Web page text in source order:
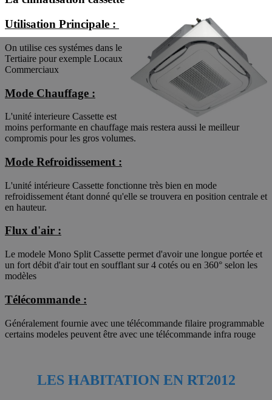
Utilisation Principale :
On utilise ces systémes dans le
Tertiaire pour exemple Locaux
Commerciaux
Mode Chauffage :
L'unité interieure Cassette est
moins performante en chauffage mais restera aussi le meilleur
compromis pour les gros volumes.
Mode Refroidissement :
L'unité intérieure Cassette fonctionne très bien en mode
refroidissement étant donné qu'elle se trouvera en position centrale et
en hauteur.
Flux d'air :
Le modele Mono Split Cassette permet d'avoir une longue portée et
un fort débit d'air tout en soufflant sur 4 cotés ou en 360° selon les
modèles
Télécommande :
Généralement fournie avec une télécommande filaire programmable
certains modeles peuvent être avec une télécommande infra rouge
LES HABITATION EN RT2012